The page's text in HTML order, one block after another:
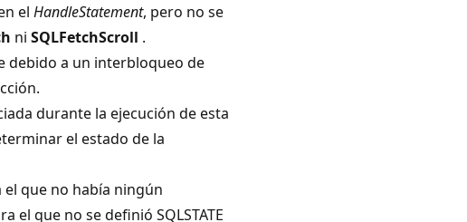
el HandleStatement, pero no se
ni SQLFetchScroll .
debido a un interbloqueo de
durante la ejecución de esta
el estado de la
que no había ningún
el que no se definió SQLSTATE